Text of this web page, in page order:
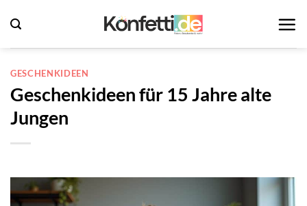
Inhalt
springen
GESCHENKIDEEN
Geschenkideen für 15 Jahre alte
Jungen